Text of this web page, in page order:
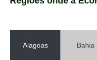
Alagoas Bahia